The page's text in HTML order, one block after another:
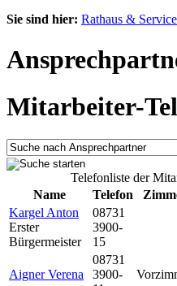
Sie sind hier: Rathaus & Service
Mitarbeiter-
Telefonliste der
Name
Telefon
Kargel Anton
Erster
Bürgermeister
08731
3900-
15
Aigner Verena
08731
3900-